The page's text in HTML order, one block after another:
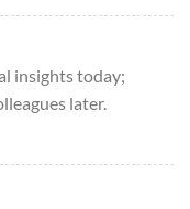
insights today;
later.